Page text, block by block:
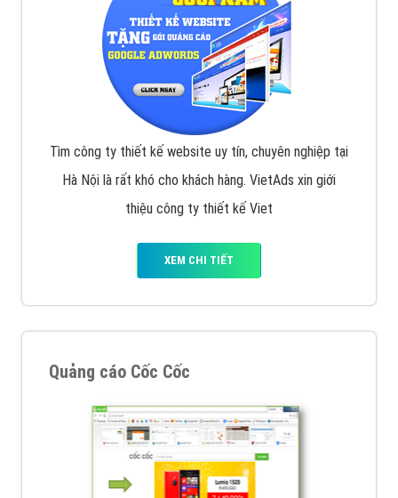
Tìm công ty thiết kế website uy tín, chuyên nghiệp tại
Hà Nội là rất khó cho khách hàng. VietAds xin giới
thiệu công ty thiết kế Viet
XEM CHI TIẾT
Quảng cáo Cốc Cốc